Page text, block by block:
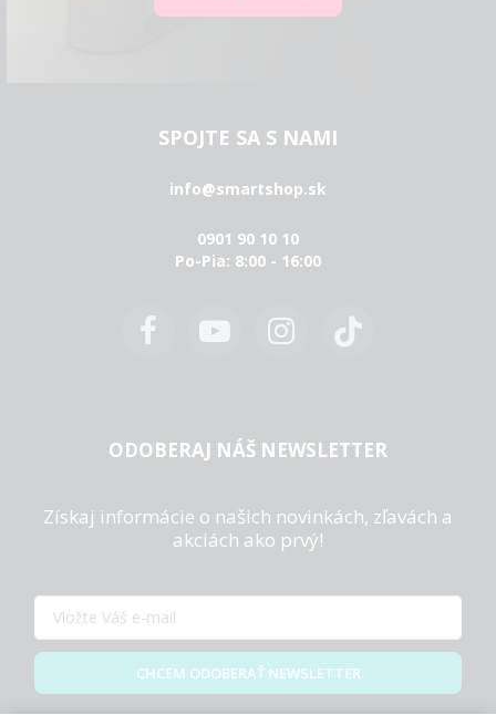
SPOJTE SA S NAMI
info@smartshop.sk
0901 90 10 10
Po-Pia: 8:00 - 16:00
ODOBERAJ NÁŠ NEWSLETTER
Získaj informácie o našich novinkách, zľavách a
akciách ako prvý!
CHCEM ODOBERAŤ NEWSLETTER